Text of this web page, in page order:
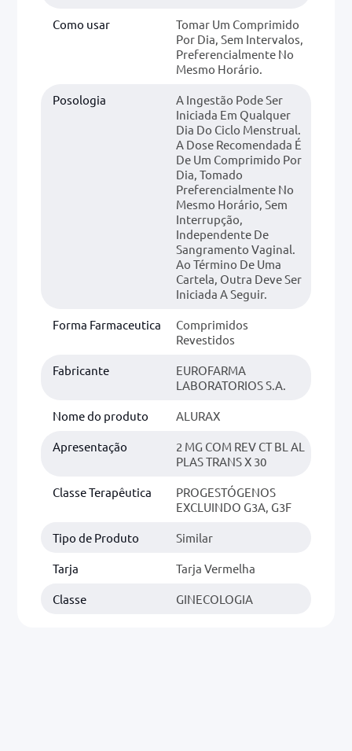
Como usar
Tomar Um Comprimido
Por Dia, Sem Intervalos,
Preferencialmente No
Mesmo Horário.
Posologia
A Ingestão Pode Ser
Iniciada Em Qualquer
Dia Do Ciclo Menstrual.
A Dose Recomendada É
De Um Comprimido Por
Dia, Tomado
Preferencialmente No
Mesmo Horário, Sem
Interrupção,
Independente De
Sangramento Vaginal.
Ao Término De Uma
Cartela, Outra Deve Ser
Iniciada A Seguir.
Forma Farmaceutica
Comprimidos
Revestidos
Fabricante
EUROFARMA
LABORATORIOS S.A.
Nome do produto ALURAX
Apresentação
2 MG COM REV CT BL AL
PLAS TRANS X 30
Classe Terapêutica
PROGESTÓGENOS
EXCLUINDO G3A, G3F
Tipo de Produto Similar
Tarja Tarja Vermelha
Classe GINECOLOGIA